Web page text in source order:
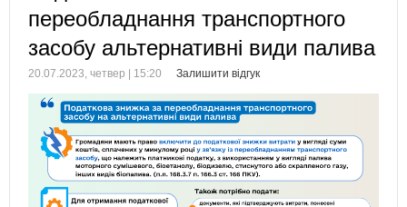
переобладнання транспортного
засобу альтернативні види палива
20.07.2023, четвер | 15:20 Залишити відгук